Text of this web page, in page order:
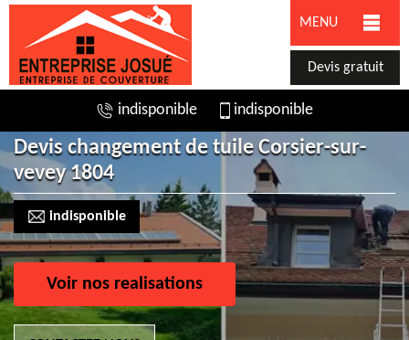
MENU
Devis gratuit
indisponible indisponible
Devis changement de tuile Corsier-sur-
vevey 1804
indisponible
Voir nos realisations